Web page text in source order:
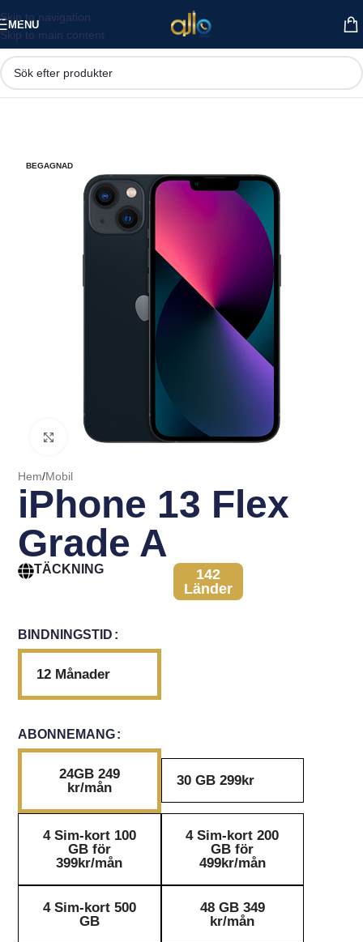
Skip to navigation
Skip to main content
MENU
Hem/Mobil
iPhone 13 Flex
Grade A
TÄCKNING
142
Länder
BINDNINGSTID
12 Månader
ABONNEMANG
24GB 249
kr/mån
30 GB 299kr
4 Sim-kort 100
GB för
399kr/mån
4 Sim-kort 200
GB för
499kr/mån
4 Sim-kort 500
GB
48 GB 349
kr/mån
BEGAGNAD
Click to enlarge